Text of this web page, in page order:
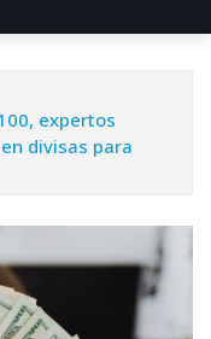
expertos
divisas para